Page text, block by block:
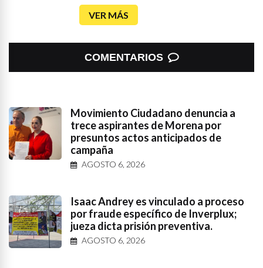
VER MÁS
COMENTARIOS
Movimiento Ciudadano denuncia a
trece aspirantes de Morena por
presuntos actos anticipados de
campaña
AGOSTO 6, 2026
Isaac Andrey es vinculado a proceso
por fraude específico de Inverplux;
jueza dicta prisión preventiva.
AGOSTO 6, 2026